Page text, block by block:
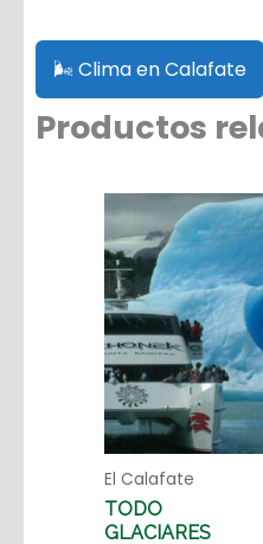
🌬️ Clima en Calafate
Productos
El Calafate
TODO
GLACIARES